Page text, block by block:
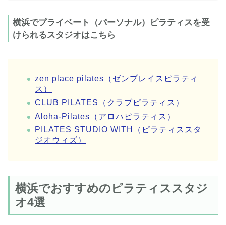
横浜でプライベート（パーソナル）ピラティスを受
けられるスタジオはこちら
zen place pilates（ゼンプレイスピラティ
ス）
CLUB PILATES（クラブピラティス）
Aloha-Pilates（アロハピラティス）
PILATES STUDIO WITH（ピラティススタ
ジオウィズ）
横浜でおすすめのピラティススタジ
オ4選